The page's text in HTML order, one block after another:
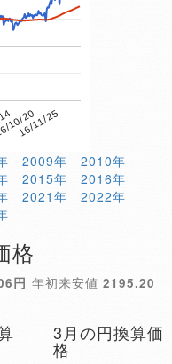
10/20
16/11/25
2009年
2010年
2015年
2016年
2021年
2022年
格
円 年初来安値 2195.20
3月の円換算価
格